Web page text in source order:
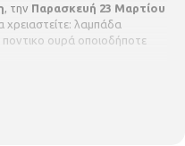
, την Παρασκευή 23 Μαρτίου
χρειαστείτε: λαμπάδα
ουρά οποιοδήποτε